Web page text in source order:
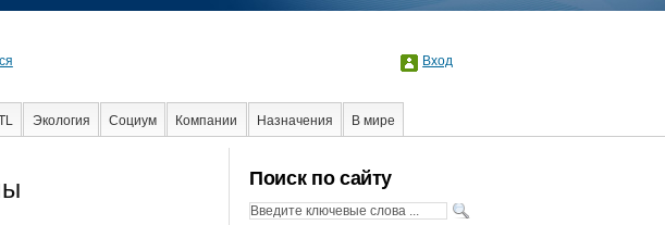
Вход
Экология Социум Компании Назначения
В мире
Интернет
Поиск по сайту